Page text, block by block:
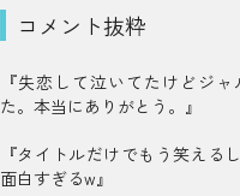
コメント抜粋
『失恋して泣いてたけどジ
た。本当にありがとう。』
『タイトルだけでもう笑える
面白すぎるw』